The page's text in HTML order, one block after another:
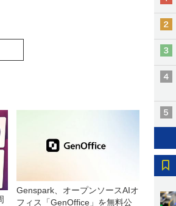
Genspark、オープンソースAIオ
フィス「GenOffice」を無料公